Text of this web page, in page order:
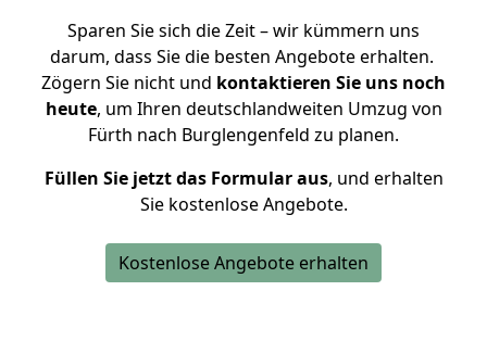
Sparen Sie sich die Zeit – wir kümmern uns
darum, dass Sie die besten Angebote erhalten.
Zögern Sie nicht und kontaktieren Sie uns noch
heute, um Ihren deutschlandweiten Umzug von
Fürth nach Burglengenfeld zu planen.
Füllen Sie jetzt das Formular aus, und erhalten
Sie kostenlose Angebote.
Kostenlose Angebote erhalten